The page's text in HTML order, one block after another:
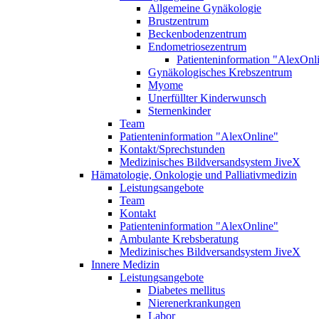
Allgemeine Gynäkologie
Brustzentrum
Beckenbodenzentrum
Endometriosezentrum
Patienteninformation
Gynäkologisches Krebszentrum
Myome
Unerfüllter Kinderwunsch
Sternenkinder
Team
Patienteninformation "AlexOnline"
Kontakt/Sprechstunden
Medizinisches Bildversandsystem JiveX
Hämatologie, Onkologie und Palliativmedizin
Leistungsangebote
Team
Kontakt
Patienteninformation "AlexOnline"
Ambulante Krebsberatung
Medizinisches Bildversandsystem JiveX
Innere Medizin
Leistungsangebote
Diabetes mellitus
Nierenerkrankungen
Labor